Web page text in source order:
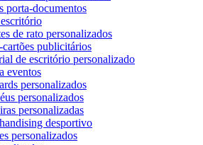
porta-documentos
de rato personalizados
cartões publicitários
de escritório personalizado
eventos
personalizados
personalizados
personalizadas
desportivo
personalizados